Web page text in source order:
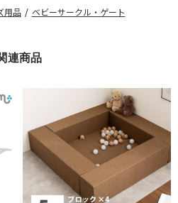
用品 / ベビーサークル・ゲート
連商品